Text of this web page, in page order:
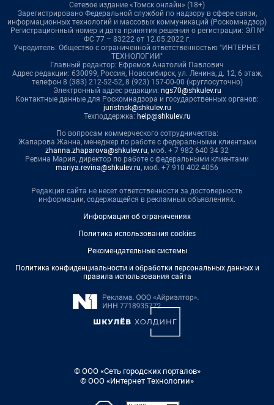
Сетевое издание «Томск онлайн» (18+)
Зарегистрировано Федеральной службой по надзору в сфере связи,
информационных технологий и массовых коммуникаций (Роскомнадзор)
Регистрационный номер и дата принятия решения о регистрации: ЭЛ №
ФС 77 – 83222 от 12.05.2022 г.
Учредитель: Общество с ограниченной ответственностью "ИНТЕРНЕТ
ТЕХНОЛОГИИ"
Главный редактор: Ефремов Анатолий Павлович
Адрес редакции: 630099, Россия, Новосибирск, ул. Ленина, д. 12, 6 этаж,
телефон 8 (383) 212-52-52, 8 (923) 157-00-00 (круглосуточно)
Электронный адрес редакции: ngs70@shkulev.ru
Контактные данные для Роскомнадзора и государственных органов:
juristnsk@shkulev.ru
Техподдержка: help@shkulev.ru
По вопросам коммерческого сотрудничества:
Жапарова Жанна, менеджер по работе с федеральными клиентами
zhanna.zhaparova@shkulev.ru, моб. + 7 982 640 34 32
Ревина Мария, директор по работе с федеральными клиентами
mariya.revina@shkulev.ru, моб. +7 910 402 4056
Редакция сайта не несет ответственности за достоверность
информации, содержащейся в рекламных объявлениях.
Информация об ограничениях
Политика использования cookies
Рекомендательные системы
Политика конфиденциальности и обработки персональных данных и
правила использования сайта
© ООО «Сеть городских порталов»
© ООО «Интернет Технологии»